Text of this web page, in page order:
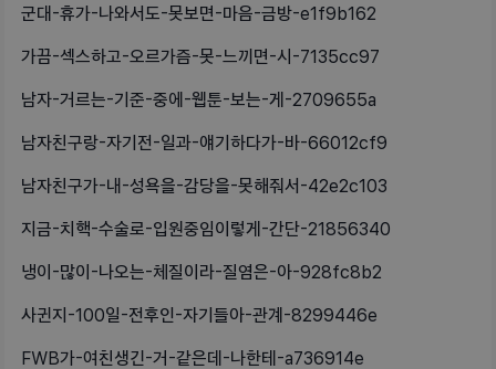
군대-휴가-나와서도-못보면-마음-금방-e1f9b162
가끔-섹스하고-오르가즘-못-느끼면-시-7135cc97
남자-거르는-기준-중에-웹툰-보는-게-2709655a
남자친구랑-자기전-일과-얘기하다가-바-66012cf9
남자친구가-내-성욕을-감당을-못해줘서-42e2c103
지금-치핵-수술로-입원중임이렇게-간단-21856340
냉이-많이-나오는-체질이라-질염은-아-928fc8b2
사귄지-100일-전후인-자기들아-관계-8299446e
FWB가-여친생긴-거-같은데-나한테-a736914e